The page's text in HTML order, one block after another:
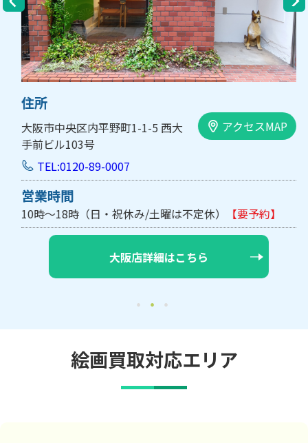
住所
大阪市中央区内平野町1-1-5 西大
手前ビル103号
アクセスMAP
TEL:0120-89-0007
営業時間
10時～18時（日・祝休み/土曜は不定休） 【要予約】
大阪店詳細はこちら
絵画買取対応エリア